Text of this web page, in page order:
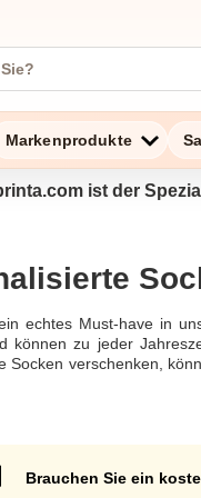
Markenprodukte
ist der
echtes Must-have in
können zu jeder
Socken verschenken,
Sie es jetzt aus,
Brauchen Sie ein